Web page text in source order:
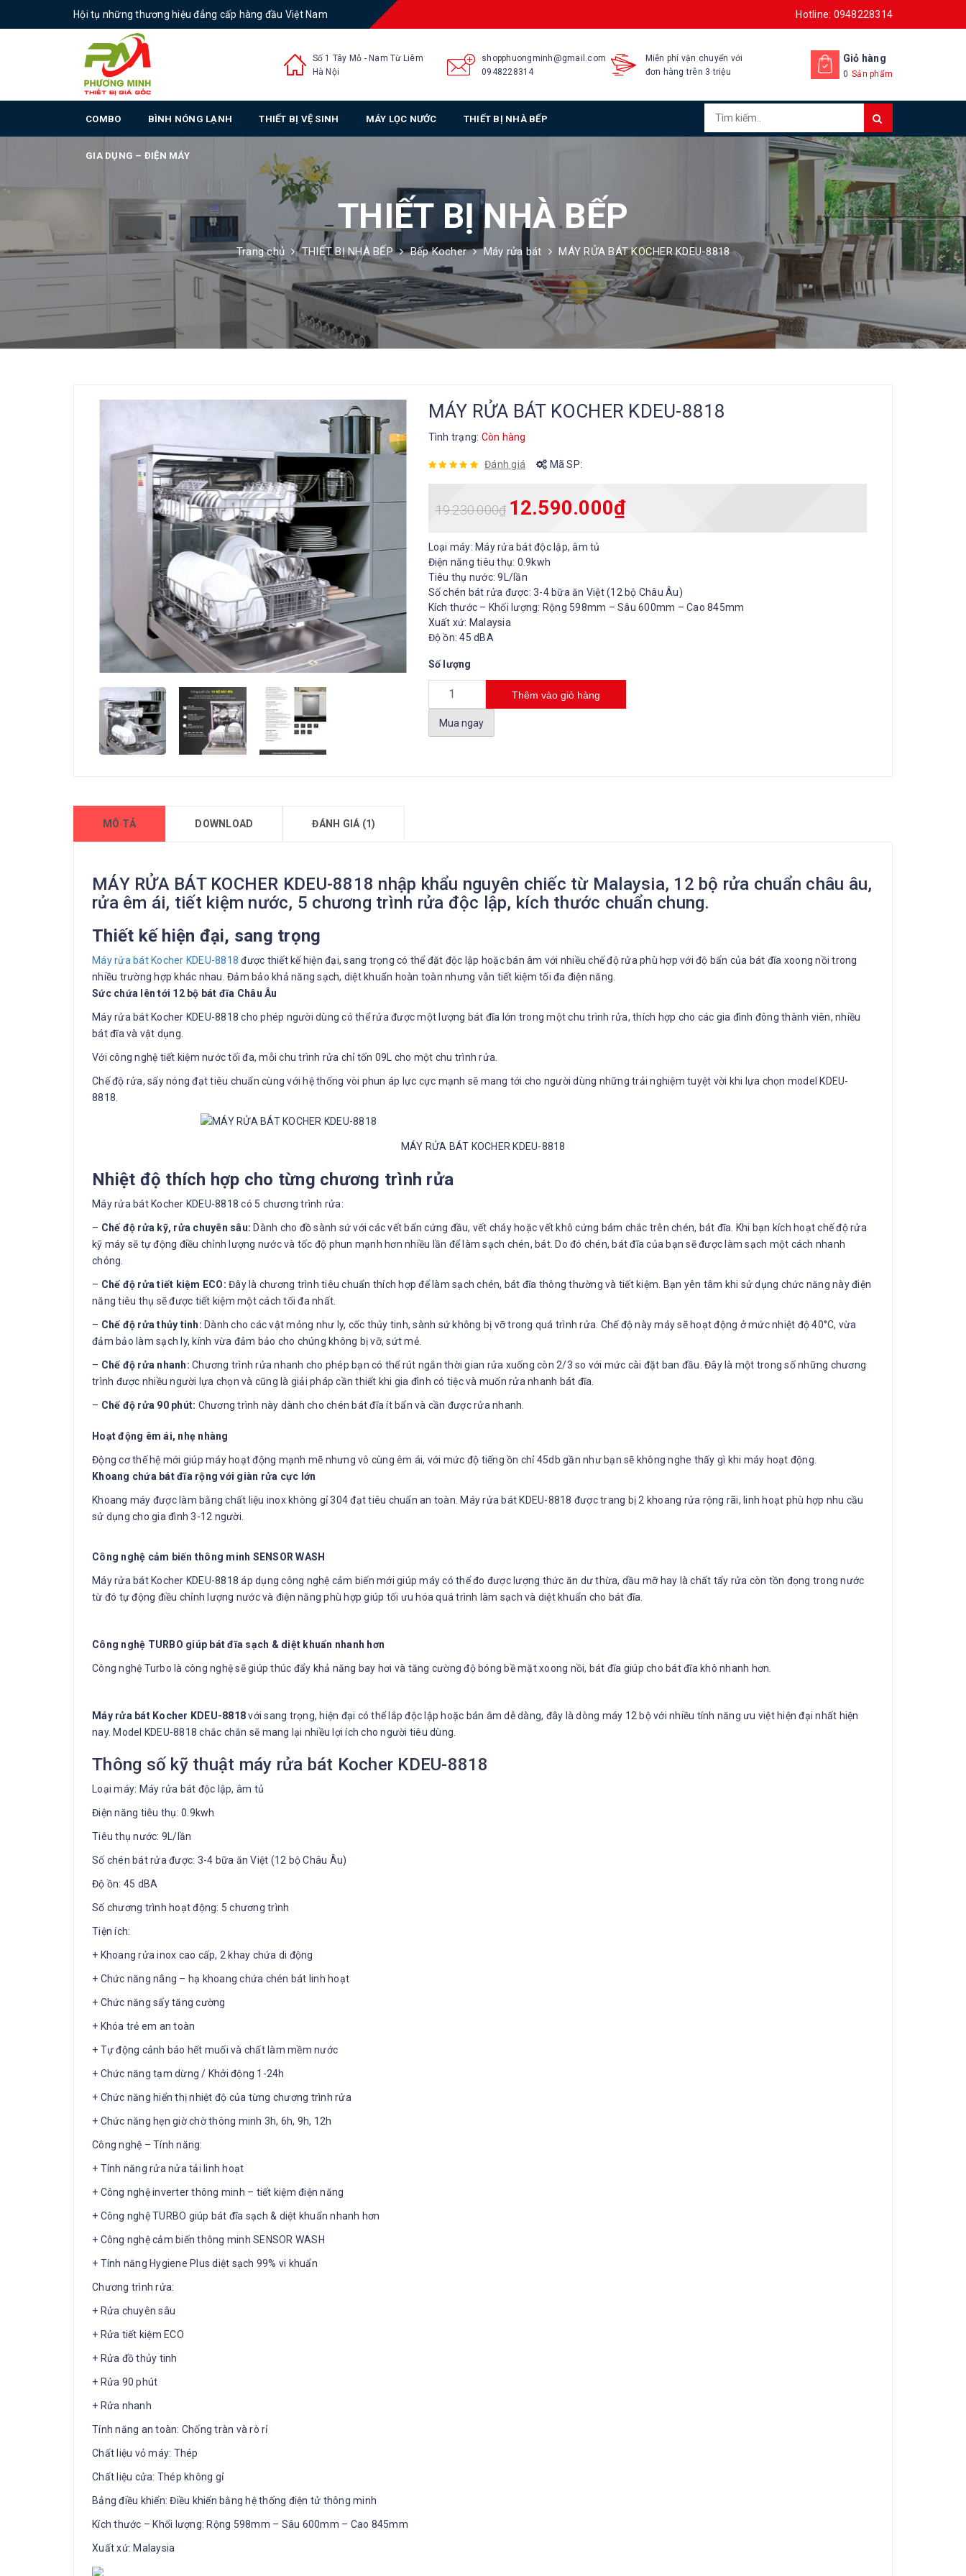
Hội tụ những thương hiệu đẳng cấp hàng đầu Việt Nam Hotline: 0948228314
Số 1 Tây Mỗ - Nam Từ Liêm
Hà Nội
shopphuongminh@gmail.com
0948228314
Miễn phí vận chuyển với
đơn hàng trên 3 triệu
Giỏ hàng
0 Sản phẩm
COMBO BÌNH NÓNG LẠNH THIẾT BỊ VỆ SINH MÁY LỌC NƯỚC THIẾT BỊ NHÀ BẾP
GIA DỤNG – ĐIỆN MÁY
THIẾT BỊ NHÀ BẾP
Trang chủ THIẾT BỊ NHÀ BẾP Bếp Kocher Máy rửa bát MÁY RỬA BÁT KOCHER KDEU-8818
MÁY RỬA BÁT KOCHER KDEU-8818
Tình trạng: Còn hàng
Đánh giá Mã SP:
19.230.000₫ 12.590.000₫
Loại máy: Máy rửa bát độc lập, âm tủ
Điện năng tiêu thụ: 0.9kwh
Tiêu thụ nước: 9L/lần
Số chén bát rửa được: 3-4 bữa ăn Việt (12 bộ Châu Âu)
Kích thước – Khối lượng: Rộng 598mm – Sâu 600mm – Cao 845mm
Xuất xứ: Malaysia
Độ ồn: 45 dBA
Số lượng
Thêm vào giỏ hàng
Mua ngay
MÔ TẢ DOWNLOAD ĐÁNH GIÁ (1)
MÁY RỬA BÁT KOCHER KDEU-8818 nhập khẩu nguyên chiếc từ Malaysia, 12 bộ rửa chuẩn châu âu,
rửa êm ái, tiết kiệm nước, 5 chương trình rửa độc lập, kích thước chuẩn chung.
Thiết kế hiện đại, sang trọng
Máy rửa bát Kocher KDEU-8818 được thiết kế hiện đại, sang trọng có thể đặt độc lập hoặc bán âm với nhiều chế độ rửa phù hợp với độ bẩn của bát đĩa xoong nồi trong
nhiều trường hợp khác nhau. Đảm bảo khả năng sạch, diệt khuẩn hoàn toàn nhưng vẫn tiết kiệm tối đa điện năng.
Sức chứa lên tới 12 bộ bát đĩa Châu Âu
Máy rửa bát Kocher KDEU-8818 cho phép người dùng có thể rửa được một lượng bát đĩa lớn trong một chu trình rửa, thích hợp cho các gia đình đông thành viên, nhiều
bát đĩa và vật dụng.
Với công nghệ tiết kiệm nước tối đa, mỗi chu trình rửa chỉ tốn 09L cho một chu trình rửa.
Chế độ rửa, sấy nóng đạt tiêu chuẩn cùng với hệ thống vòi phun áp lực cực mạnh sẽ mang tới cho người dùng những trải nghiệm tuyệt vời khi lựa chọn model KDEU-
8818.
MÁY RỬA BÁT KOCHER KDEU-8818
Nhiệt độ thích hợp cho từng chương trình rửa
Máy rửa bát Kocher KDEU-8818 có 5 chương trình rửa:
– Chế độ rửa kỹ, rửa chuyên sâu: Dành cho đồ sành sứ với các vết bẩn cứng đầu, vết cháy hoặc vết khô cứng bám chắc trên chén, bát đĩa. Khi bạn kích hoạt chế độ rửa
kỹ máy sẽ tự động điều chỉnh lượng nước và tốc độ phun mạnh hơn nhiều lần để làm sạch chén, bát. Do đó chén, bát đĩa của bạn sẽ được làm sạch một cách nhanh
chóng.
– Chế độ rửa tiết kiệm ECO: Đây là chương trình tiêu chuẩn thích hợp để làm sạch chén, bát đĩa thông thường và tiết kiệm. Bạn yên tâm khi sử dụng chức năng này điện
năng tiêu thụ sẽ được tiết kiệm một cách tối đa nhất.
– Chế độ rửa thủy tinh: Dành cho các vật mỏng như ly, cốc thủy tinh, sành sứ không bị vỡ trong quá trình rửa. Chế độ này máy sẽ hoạt động ở mức nhiệt độ 40°C, vừa
đảm bảo làm sạch ly, kính vừa đảm bảo cho chúng không bị vỡ, sứt mẻ.
– Chế độ rửa nhanh: Chương trình rửa nhanh cho phép bạn có thể rút ngắn thời gian rửa xuống còn 2/3 so với mức cài đặt ban đầu. Đây là một trong số những chương
trình được nhiều người lựa chọn và cũng là giải pháp cần thiết khi gia đình có tiệc và muốn rửa nhanh bát đĩa.
– Chế độ rửa 90 phút: Chương trình này dành cho chén bát đĩa ít bẩn và cần được rửa nhanh.
Hoạt động êm ái, nhẹ nhàng
Động cơ thế hệ mới giúp máy hoạt động mạnh mẽ nhưng vô cùng êm ái, với mức độ tiếng ồn chỉ 45db gần như bạn sẽ không nghe thấy gì khi máy hoạt động.
Khoang chứa bát đĩa rộng với giàn rửa cực lớn
Khoang máy được làm bằng chất liệu inox không gỉ 304 đạt tiêu chuẩn an toàn. Máy rửa bát KDEU-8818 được trang bị 2 khoang rửa rộng rãi, linh hoạt phù hợp nhu cầu
sử dụng cho gia đình 3-12 người.
Công nghệ cảm biến thông minh SENSOR WASH
Máy rửa bát Kocher KDEU-8818 áp dụng công nghệ cảm biến mới giúp máy có thể đo được lượng thức ăn dư thừa, dầu mỡ hay là chất tẩy rửa còn tồn đọng trong nước
từ đó tự động điều chỉnh lượng nước và điện năng phù hợp giúp tối ưu hóa quá trình làm sạch và diệt khuẩn cho bát đĩa.
Công nghệ TURBO giúp bát đĩa sạch & diệt khuẩn nhanh hơn
Công nghệ Turbo là công nghệ sẽ giúp thúc đẩy khả năng bay hơi và tăng cường độ bóng bề mặt xoong nồi, bát đĩa giúp cho bát đĩa khô nhanh hơn.
Máy rửa bát Kocher KDEU-8818với sang trọng, hiện đại có thể lắp độc lập hoặc bán âm dễ dàng, đây là dòng máy 12 bộ với nhiều tính năng ưu việt hiện đại nhất hiện
nay. Model KDEU-8818 chắc chắn sẽ mang lại nhiều lợi ích cho người tiêu dùng.
Thông số kỹ thuật máy rửa bát Kocher KDEU-8818
Loại máy: Máy rửa bát độc lập, âm tủ
Điện năng tiêu thụ: 0.9kwh
Tiêu thụ nước: 9L/lần
Số chén bát rửa được: 3-4 bữa ăn Việt (12 bộ Châu Âu)
Độ ồn: 45 dBA
Số chương trình hoạt động: 5 chương trình
Tiện ích:
+ Khoang rửa inox cao cấp, 2 khay chứa di động
+ Chức năng nâng – hạ khoang chứa chén bát linh hoạt
+ Chức năng sấy tăng cường
+ Khóa trẻ em an toàn
+ Tự động cảnh báo hết muối và chất làm mềm nước
+ Chức năng tạm dừng / Khởi động 1-24h
+ Chức năng hiển thị nhiệt độ của từng chương trình rửa
+ Chức năng hẹn giờ chờ thông minh 3h, 6h, 9h, 12h
Công nghệ – Tính năng:
+ Tính năng rửa nửa tải linh hoạt
+ Công nghệ inverter thông minh – tiết kiệm điện năng
+ Công nghệ TURBO giúp bát đĩa sạch & diệt khuẩn nhanh hơn
+ Công nghệ cảm biến thông minh SENSOR WASH
+ Tính năng Hygiene Plus diệt sạch 99% vi khuẩn
Chương trình rửa:
+ Rửa chuyên sâu
+ Rửa tiết kiệm ECO
+ Rửa đồ thủy tinh
+ Rửa 90 phút
+ Rửa nhanh
Tính năng an toàn: Chống tràn và rò rỉ
Chất liệu vỏ máy: Thép
Chất liệu cửa: Thép không gỉ
Bảng điều khiển: Điều khiển bằng hệ thống điện tử thông minh
Kích thước – Khối lượng: Rộng 598mm – Sâu 600mm – Cao 845mm
Xuất xứ: Malaysia